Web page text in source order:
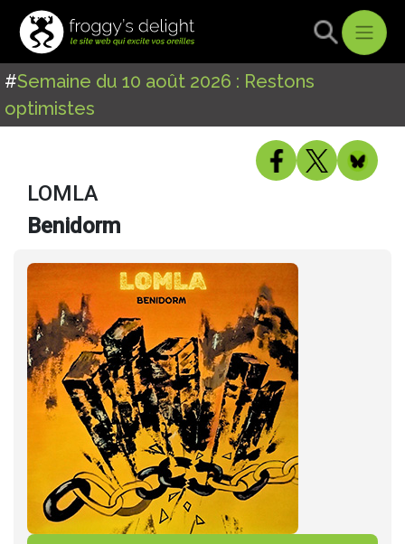
#Semaine du 10 août 2026 : Restons
optimistes
LOMLA
Benidorm